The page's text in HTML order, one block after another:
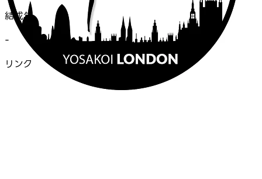
結成年
-
リンク